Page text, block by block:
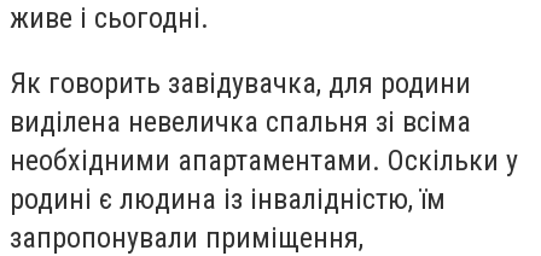
живе і сьогодні.
Як говорить завідувачка, для родини
виділена невеличка спальня зі всіма
необхідними апартаментами. Оскільки у
родині є людина із інвалідністю, їм
запропонували приміщення,